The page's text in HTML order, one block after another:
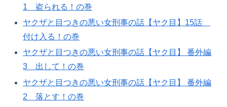
1 盗られる！の巻​
ヤクザと目つきの悪い女刑事の話【ヤク目】15話
付け入る！の巻​
ヤクザと目つきの悪い女刑事の話【ヤク目】 番外編
3 出して！の巻​
ヤクザと目つきの悪い女刑事の話【ヤク目】 番外編
2 落とす！の巻​